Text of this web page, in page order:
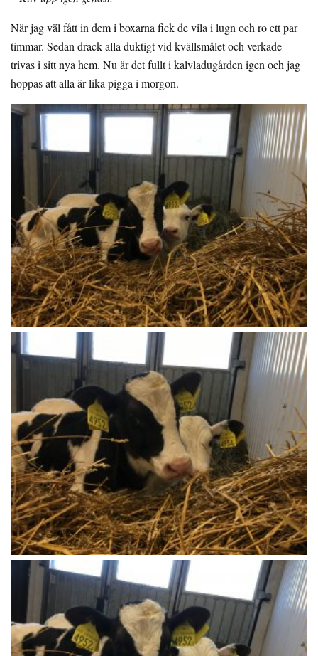
När jag väl fått in dem i boxarna fick de vila i lugn och ro ett par
timmar. Sedan drack alla duktigt vid kvällsmålet och verkade
trivas i sitt nya hem. Nu är det fullt i kalvladugården igen och jag
hoppas att alla är lika pigga i morgon.